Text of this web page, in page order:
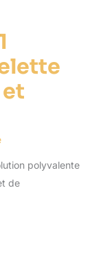
polyvalente
de